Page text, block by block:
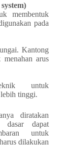
membentuk
pada
Kantong
arus
untuk
tinggi.
diratakan
dasar dapat
untuk
dilakukan